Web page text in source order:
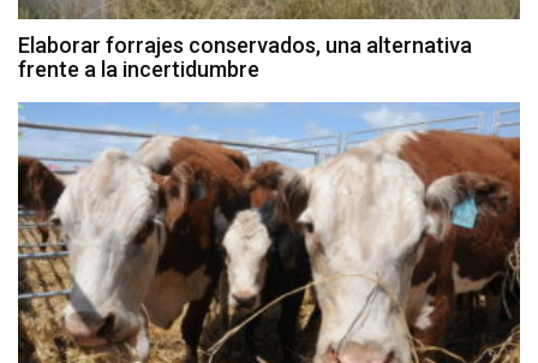
Elaborar forrajes conservados, una alternativa
frente a la incertidumbre